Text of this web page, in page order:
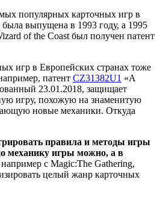
популярных карточных игр в
выпущена в 1993 году, а 1995
of the Сoast был получен патент
игр в Европейских странах тоже
патент CZ31382U1 «A
23.01.2018, защищает
игру, похожую на знаменитую
новые механики. Откуда
правила и методы игры
механику игры можно, а в
например с Magic:The Gathering,
целый жанр карточных